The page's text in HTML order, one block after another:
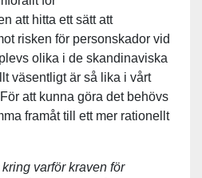
att hitta ett sätt att
risken för personskador vid
olika i de skandinaviska
väsentligt är så lika i vårt
att kunna göra det behövs
framåt till ett mer rationellt
varför kraven för